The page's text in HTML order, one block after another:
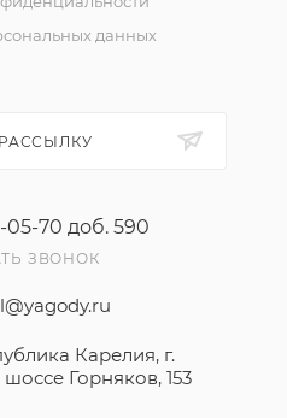
данных
05-70 доб. 590
ЗВОНОК
Карелия, г.
Горняков, 153